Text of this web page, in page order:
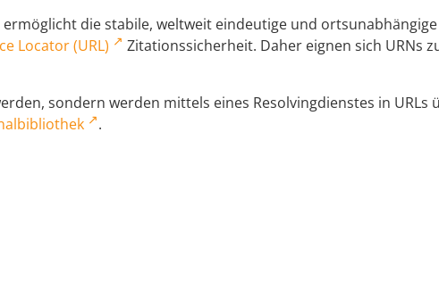
ermöglicht die stabile, weltweit eindeutige und
Locator (URL)
Zitationssicherheit. Daher eignen sich URNs
sondern werden mittels eines Resolvingdienstes in
.